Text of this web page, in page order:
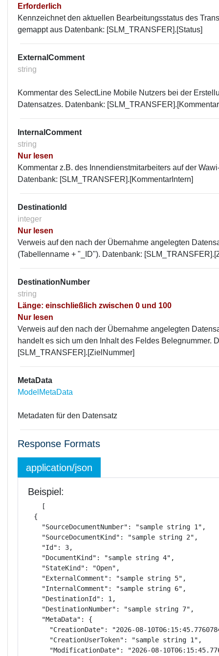
Erforderlich
Kennzeichnet den aktuellen Bearbeitungsstatus des
gemappt aus Datenbank: [SLM_TRANSFER].[Status]
ExternalComment
string
Kommentar des SelectLine Mobile Nutzers bei der
Datensatzes. Datenbank:
InternalComment
string
Nur lesen
Kommentar z.B. des Innendienstmitarbeiters auf der
Datenbank: [SLM_TRANSFER].[KommentarIntern]
DestinationId
integer
Nur lesen
Verweis auf den nach der Übernahme angelegten
(Tabellenname + "_ID"). Datenbank:
DestinationNumber
string
Länge: einschließlich zwischen 0 und 100
Nur lesen
Verweis auf den nach der Übernahme angelegten
handelt es sich um den Inhalt des Feldes Belegnummer.
[SLM_TRANSFER].[ZielNummer]
MetaData
ModelMetaData
Metadaten für den Datensatz
Response Formats
application/json
Beispiel:
[
  {
    "SourceDocumentNumber": "sample string 1",
    "SourceDocumentKind": "sample string 2",
    "Id": 3,
    "DocumentKind": "sample string 4",
    "StateKind": "Open",
    "ExternalComment": "sample string 5",
    "InternalComment": "sample string 6",
    "DestinationId": 1,
    "DestinationNumber": "sample string 7",
    "MetaData": {
"CreationDate": "2026-08-
      "CreationUserToken": "sample string 1",
"ModificationDate": "2026-08-